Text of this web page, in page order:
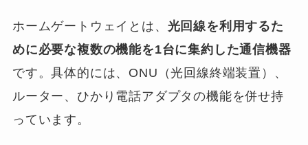
ホームゲートウェイとは、 光回線を利用するた
めに必要な複数の機能を1台に集約した通信機器
です。具体的には、ONU（光回線終端装置）、
ルーター、ひかり電話アダプタの機能を併せ持
っています。